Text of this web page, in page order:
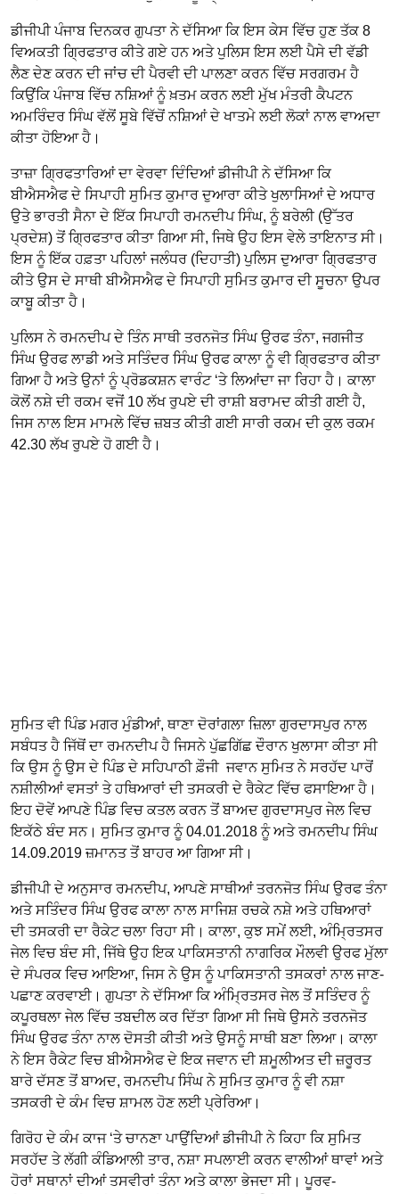
ਡੀਜੀਪੀ ਪੰਜਾਬ ਦਿਨਕਰ ਗੁਪਤਾ ਨੇ ਦੱਸਿਆ ਕਿ ਇਸ ਕੇਸ ਵਿੱਚ ਹੁਣ ਤੱਕ 8
ਵਿਅਕਤੀ ਗ੍ਰਿਫਤਾਰ ਕੀਤੇ ਗਏ ਹਨ ਅਤੇ ਪੁਲਿਸ ਇਸ ਲਈ ਪੈਸੇ ਦੀ ਵੱਡੀ
ਲੈਣ ਦੇਣ ਕਰਨ ਦੀ ਜਾਂਚ ਦੀ ਪੈਰਵੀ ਦੀ ਪਾਲਣਾ ਕਰਨ ਵਿੱਚ ਸਰਗਰਮ ਹੈ
ਕਿਉਂਕਿ ਪੰਜਾਬ ਵਿੱਚ ਨਸ਼ਿਆਂ ਨੂੰ ਖ਼ਤਮ ਕਰਨ ਲਈ ਮੁੱਖ ਮੰਤਰੀ ਕੈਪਟਨ
ਅਮਰਿੰਦਰ ਸਿੰਘ ਵੱਲੋਂ ਸੂਬੇ ਵਿੱਚੋਂ ਨਸ਼ਿਆਂ ਦੇ ਖਾਤਮੇ ਲਈ ਲੋਕਾਂ ਨਾਲ ਵਾਅਦਾ
ਕੀਤਾ ਹੋਇਆ ਹੈ।
ਤਾਜ਼ਾ ਗ੍ਰਿਫਤਾਰਿਆਂ ਦਾ ਵੇਰਵਾ ਦਿੰਦਿਆਂ ਡੀਜੀਪੀ ਨੇ ਦੱਸਿਆ ਕਿ
ਬੀਐਸਐਫ ਦੇ ਸਿਪਾਹੀ ਸੁਮਿਤ ਕੁਮਾਰ ਦੁਆਰਾ ਕੀਤੇ ਖੁਲਾਸਿਆਂ ਦੇ ਅਧਾਰ
ਉਤੇ ਭਾਰਤੀ ਸੈਨਾ ਦੇ ਇੱਕ ਸਿਪਾਹੀ ਰਮਨਦੀਪ ਸਿੰਘ, ਨੂੰ ਬਰੇਲੀ (ਉੱਤਰ
ਪ੍ਰਦੇਸ਼) ਤੋਂ ਗਿ੍ਰਫਤਾਰ ਕੀਤਾ ਗਿਆ ਸੀ, ਜਿਥੇ ਉਹ ਇਸ ਵੇਲੇ ਤਾਇਨਾਤ ਸੀ।
ਇਸ ਨੂੰ ਇੱਕ ਹਫ਼ਤਾ ਪਹਿਲਾਂ ਜਲੰਧਰ (ਦਿਹਾਤੀ) ਪੁਲਿਸ ਦੁਆਰਾ ਗ੍ਰਿਫਤਾਰ
ਕੀਤੇ ਉਸ ਦੇ ਸਾਥੀ ਬੀਐਸਐਫ ਦੇ ਸਿਪਾਹੀ ਸੁਮਿਤ ਕੁਮਾਰ ਦੀ ਸੂਚਨਾ ਉਪਰ
ਕਾਬੂ ਕੀਤਾ ਹੈ।
ਪੁਲਿਸ ਨੇ ਰਮਨਦੀਪ ਦੇ ਤਿੰਨ ਸਾਥੀ ਤਰਨਜੋਤ ਸਿੰਘ ਉਰਫ ਤੰਨਾ, ਜਗਜੀਤ
ਸਿੰਘ ਉਰਫ ਲਾਡੀ ਅਤੇ ਸਤਿੰਦਰ ਸਿੰਘ ਉਰਫ ਕਾਲਾ ਨੂੰ ਵੀ ਗ੍ਰਿਫਤਾਰ ਕੀਤਾ
ਗਿਆ ਹੈ ਅਤੇ ਉਨਾਂ ਨੂੰ ਪ੍ਰੋਡਕਸ਼ਨ ਵਾਰੰਟ ‘ਤੇ ਲਿਆਂਦਾ ਜਾ ਰਿਹਾ ਹੈ। ਕਾਲਾ
ਕੋਲੋਂ ਨਸ਼ੇ ਦੀ ਰਕਮ ਵਜੋਂ 10 ਲੱਖ ਰੁਪਏ ਦੀ ਰਾਸ਼ੀ ਬਰਾਮਦ ਕੀਤੀ ਗਈ ਹੈ,
ਜਿਸ ਨਾਲ ਇਸ ਮਾਮਲੇ ਵਿੱਚ ਜ਼ਬਤ ਕੀਤੀ ਗਈ ਸਾਰੀ ਰਕਮ ਦੀ ਕੁਲ ਰਕਮ
42.30 ਲੱਖ ਰੁਪਏ ਹੋ ਗਈ ਹੈ।
ਸੁਮਿਤ ਵੀ ਪਿੰਡ ਮਗਰ ਮੁੰਡੀਆਂ, ਥਾਣਾ ਦੋਰਾਂਗਲਾ ਜ਼ਿਲਾ ਗੁਰਦਾਸਪੁਰ ਨਾਲ
ਸਬੰਧਤ ਹੈ ਜਿੱਥੋਂ ਦਾ ਰਮਨਦੀਪ ਹੈ ਜਿਸਨੇ ਪੁੱਛਗਿੱਛ ਦੌਰਾਨ ਖੁਲਾਸਾ ਕੀਤਾ ਸੀ
ਕਿ ਉਸ ਨੂੰ ਉਸ ਦੇ ਪਿੰਡ ਦੇ ਸਹਿਪਾਠੀ ਫ਼ੌਜੀ ਜਵਾਨ ਸੁਮਿਤ ਨੇ ਸਰਹੱਦ ਪਾਰੋਂ
ਨਸ਼ੀਲੀਆਂ ਵਸਤਾਂ ਤੇ ਹਥਿਆਰਾਂ ਦੀ ਤਸਕਰੀ ਦੇ ਰੈਕੇਟ ਵਿੱਚ ਫਸਾਇਆ ਹੈ।
ਇਹ ਦੋਵੇਂ ਆਪਣੇ ਪਿੰਡ ਵਿਚ ਕਤਲ ਕਰਨ ਤੋਂ ਬਾਅਦ ਗੁਰਦਾਸਪੁਰ ਜੇਲ ਵਿਚ
ਇਕੱਠੇ ਬੰਦ ਸਨ। ਸੁਮਿਤ ਕੁਮਾਰ ਨੂੰ 04.01.2018 ਨੂੰ ਅਤੇ ਰਮਨਦੀਪ ਸਿੰਘ
14.09.2019 ਜ਼ਮਾਨਤ ਤੋਂ ਬਾਹਰ ਆ ਗਿਆ ਸੀ।
ਡੀਜੀਪੀ ਦੇ ਅਨੁਸਾਰ ਰਮਨਦੀਪ, ਆਪਣੇ ਸਾਥੀਆਂ ਤਰਨਜੋਤ ਸਿੰਘ ਉਰਫ ਤੰਨਾ
ਅਤੇ ਸਤਿੰਦਰ ਸਿੰਘ ਉਰਫ ਕਾਲਾ ਨਾਲ ਸਾਜਿਸ਼ ਰਚਕੇ ਨਸ਼ੇ ਅਤੇ ਹਥਿਆਰਾਂ
ਦੀ ਤਸਕਰੀ ਦਾ ਰੈਕੇਟ ਚਲਾ ਰਿਹਾ ਸੀ। ਕਾਲਾ, ਕੁਝ ਸਮੇਂ ਲਈ, ਅੰਮਿ੍ਰਤਸਰ
ਜੇਲ ਵਿਚ ਬੰਦ ਸੀ, ਜਿੱਥੇ ਉਹ ਇਕ ਪਾਕਿਸਤਾਨੀ ਨਾਗਰਿਕ ਮੌਲਵੀ ਉਰਫ ਮੁੱਲਾ
ਦੇ ਸੰਪਰਕ ਵਿਚ ਆਇਆ, ਜਿਸ ਨੇ ਉਸ ਨੂੰ ਪਾਕਿਸਤਾਨੀ ਤਸਕਰਾਂ ਨਾਲ ਜਾਣ-
ਪਛਾਣ ਕਰਵਾਈ। ਗੁਪਤਾ ਨੇ ਦੱਸਿਆ ਕਿ ਅੰਮਿ੍ਰਤਸਰ ਜੇਲ ਤੋਂ ਸਤਿੰਦਰ ਨੂੰ
ਕਪੂਰਥਲਾ ਜੇਲ ਵਿੱਚ ਤਬਦੀਲ ਕਰ ਦਿੱਤਾ ਗਿਆ ਸੀ ਜਿਥੇ ਉਸਨੇ ਤਰਨਜੋਤ
ਸਿੰਘ ਉਰਫ ਤੰਨਾ ਨਾਲ ਦੋਸਤੀ ਕੀਤੀ ਅਤੇ ਉਸਨੂੰ ਸਾਥੀ ਬਣਾ ਲਿਆ। ਕਾਲਾ
ਨੇ ਇਸ ਰੈਕੇਟ ਵਿਚ ਬੀਐਸਐਫ ਦੇ ਇਕ ਜਵਾਨ ਦੀ ਸ਼ਮੂਲੀਅਤ ਦੀ ਜ਼ਰੂਰਤ
ਬਾਰੇ ਦੱਸਣ ਤੋਂ ਬਾਅਦ, ਰਮਨਦੀਪ ਸਿੰਘ ਨੇ ਸੁਮਿਤ ਕੁਮਾਰ ਨੂੰ ਵੀ ਨਸ਼ਾ
ਤਸਕਰੀ ਦੇ ਕੰਮ ਵਿਚ ਸ਼ਾਮਲ ਹੋਣ ਲਈ ਪ੍ਰੇਰਿਆ।
ਗਿਰੋਹ ਦੇ ਕੰਮ ਕਾਜ ‘ਤੇ ਚਾਨਣਾ ਪਾਉਂਦਿਆਂ ਡੀਜੀਪੀ ਨੇ ਕਿਹਾ ਕਿ ਸੁਮਿਤ
ਸਰਹੱਦ ਤੇ ਲੱਗੀ ਕੰਡਿਆਲੀ ਤਾਰ, ਨਸ਼ਾ ਸਪਲਾਈ ਕਰਨ ਵਾਲੀਆਂ ਥਾਵਾਂ ਅਤੇ
ਹੋਰਾਂ ਸਥਾਨਾਂ ਦੀਆਂ ਤਸਵੀਰਾਂ ਤੰਨਾ ਅਤੇ ਕਾਲਾ ਭੇਜਦਾ ਸੀ। ਪੂਰਵ-